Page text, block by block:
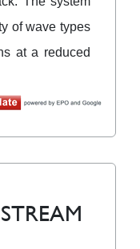
of wave types
at a reduced